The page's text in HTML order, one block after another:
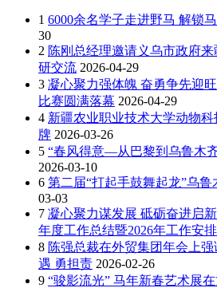
1 6000余名学子走进野马 解锁
30
2 陈刚总经理邀请义乌市政府
研交流 2026-04-29
3 凝心聚力强体魄 奋勇争先迎
比赛圆满落幕 2026-04-29
4 新疆农业职业技术大学动物
牌 2026-03-26
5 “春风得意—从巴黎到乌鲁木
2026-03-10
6 第二届“打起手鼓舞起龙”乌
03-03
7 凝心聚力谋发展 砥砺奋进启
年度工作总结暨2026年工作安
8 陈强总裁在外贸集团年会上
遇 勇担责 2026-02-26
9 “骏影流光” 马年新春艺术展